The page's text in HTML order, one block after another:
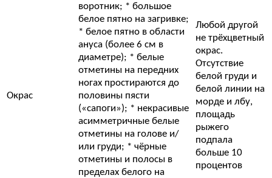
Окрас
воротник; * большое
белое пятно на загривке;
* белое пятно в области
ануса (более 6 см в
диаметре); * белые
отметины на передних
ногах простираются до
половины пясти
(«сапоги»); * некрасивые
асимметричные белые
отметины на голове и/
или груди; * чёрные
отметины и полосы в
пределах белого на
Любой другой
не трёхцветный
окрас.
Отсутствие
белой груди и
белой линии на
морде и лбу,
площадь
рыжего
подпала
больше 10
процентов